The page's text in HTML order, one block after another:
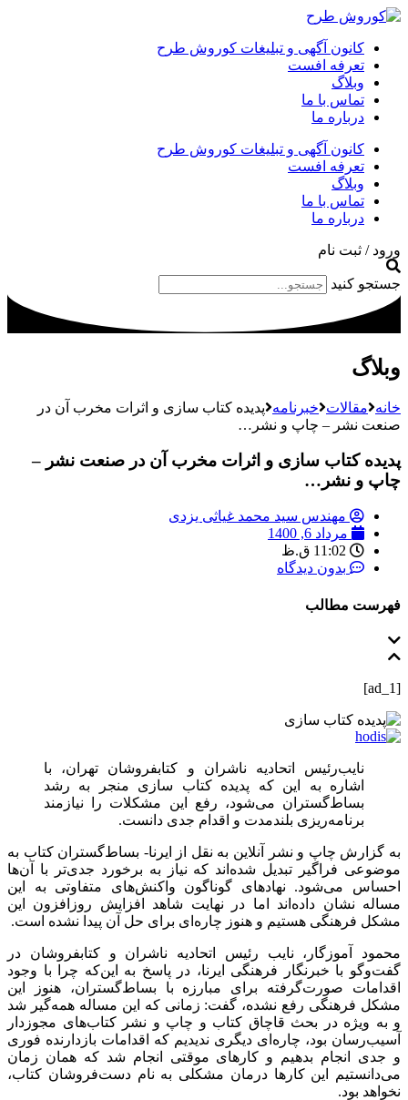
کانون آگهی و تبلیغات کوروش طرح
تعرفه افست
وبلاگ
تماس با ما
درباره ما
کانون آگهی و تبلیغات کوروش طرح
تعرفه افست
وبلاگ
تماس با ما
درباره ما
ورود / ثبت نام
جستجو کنید
وبلاگ
خانه مقالات خبرنامه پدیده کتاب سازی و اثرات مخرب آن در
صنعت نشر – چاپ و نشر…
پدیده کتاب سازی و اثرات مخرب آن در صنعت نشر –
چاپ و نشر…
مهندس سید محمد غیاثی یزدی
مرداد 6, 1400
11:02 ق.ظ
بدون دیدگاه
فهرست مطالب
[ad_1]
نایب‌رئیس اتحادیه ناشران و کتابفروشان تهران، با
اشاره به این که پدیده کتاب سازی منجر به رشد
بساط‌گستران می‌شود، رفع این مشکلات را نیازمند
برنامه‌ریزی بلندمدت و اقدام جدی دانست.
به گزارش چاپ و نشر آنلاین به نقل از ایرنا- بساط‌گستران کتاب به
موضوعی فراگیر تبدیل شده‌اند که نیاز به برخورد جدی‌تر با آن‌ها
احساس می‌شود. نهادهای گوناگون واکنش‌های متفاوتی به این
مساله نشان داده‌اند اما در نهایت شاهد افزایش روزافزون این
مشکل فرهنگی هستیم و هنوز چاره‌ای برای حل آن پیدا نشده است.
محمود آموزگار، نایب رئیس اتحادیه ناشران و کتابفروشان در
گفت‌وگو با خبرنگار فرهنگی ایرنا، در پاسخ به این‌که چرا با وجود
اقدامات صورت‌گرفته برای مبارزه با بساط‌گستران، هنوز این
مشکل فرهنگی رفع نشده، گفت: زمانی که این مساله همه‌گیر شد
و به ویژه در بحث قاچاق کتاب و چاپ و نشر کتاب‌های مجوزدار
آسیب‌رسان بود، چاره‌ای دیگری ندیدیم که اقدامات بازدارنده فوری
و جدی انجام بدهیم و کارهای موقتی انجام شد که همان زمان
می‌دانستیم این کارها درمان مشکلی به نام دست‌فروشان کتاب،
نخواهد بود.